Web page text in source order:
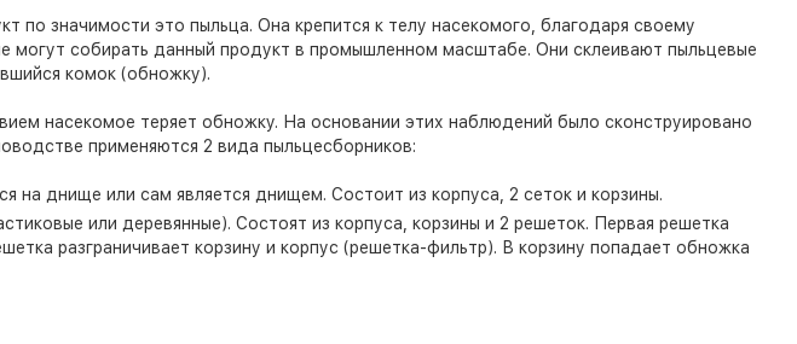
по значимости это пыльца. Она крепится к телу насекомого, благодаря своему
могут собирать данный продукт в промышленном масштабе. Они склеивают пыльцевые
комок (обножку).
насекомое теряет обножку. На основании этих наблюдений было сконструировано
применяются 2 вида пыльцесборников:
на днище или сам является днищем. Состоит из корпуса, 2 сеток и корзины.
или деревянные). Состоят из корпуса, корзины и 2 решеток. Первая решетка
разграничивает корзину и корпус (решетка-фильтр). В корзину попадает обножка